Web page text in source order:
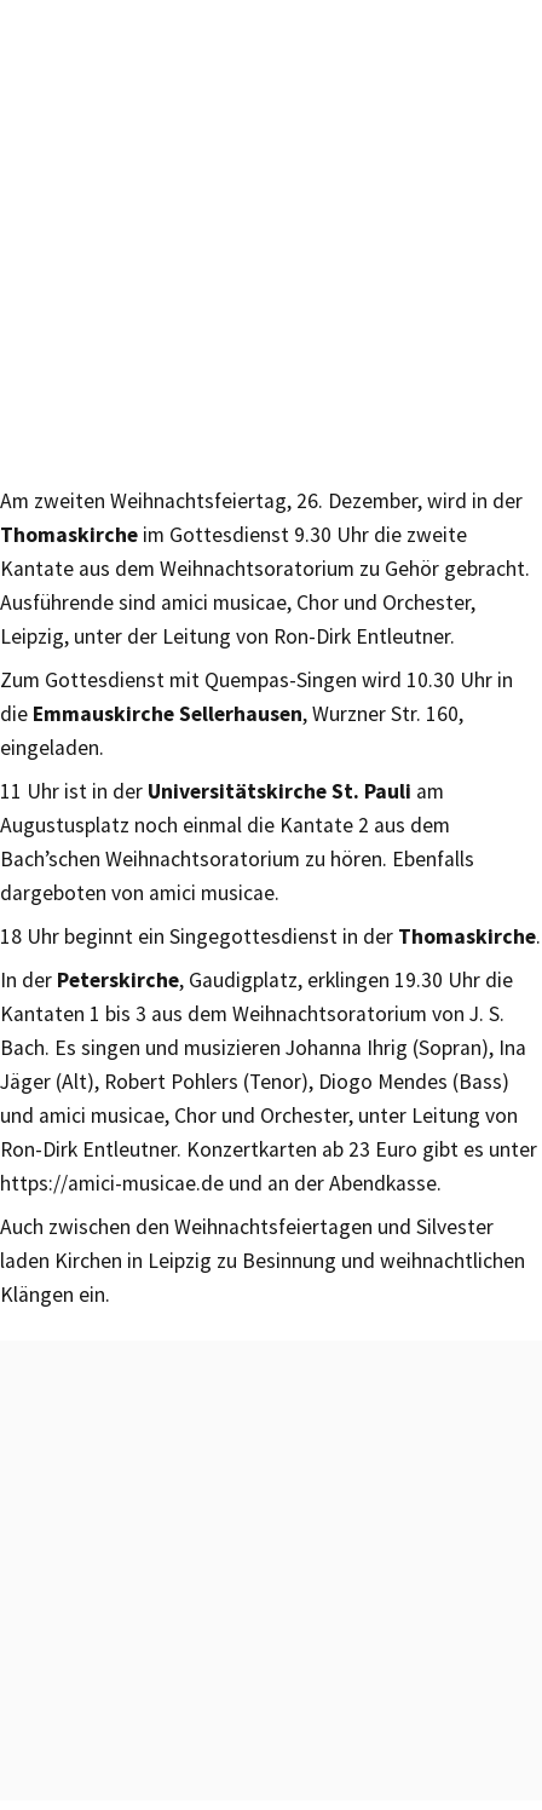
Am zweiten Weihnachtsfeiertag, 26. Dezember, wird in der
Thomaskirche im Gottesdienst 9.30 Uhr die zweite
Kantate aus dem Weihnachtsoratorium zu Gehör gebracht.
Ausführende sind amici musicae, Chor und Orchester,
Leipzig, unter der Leitung von Ron-Dirk Entleutner.
Zum Gottesdienst mit Quempas-Singen wird 10.30 Uhr in
die Emmauskirche Sellerhausen, Wurzner Str. 160,
eingeladen.
11 Uhr ist in der Universitätskirche St. Pauli am
Augustusplatz noch einmal die Kantate 2 aus dem
Bach’schen Weihnachtsoratorium zu hören. Ebenfalls
dargeboten von amici musicae.
18 Uhr beginnt ein Singegottesdienst in der Thomaskirche.
In der Peterskirche, Gaudigplatz, erklingen 19.30 Uhr die
Kantaten 1 bis 3 aus dem Weihnachtsoratorium von J. S.
Bach. Es singen und musizieren Johanna Ihrig (Sopran), Ina
Jäger (Alt), Robert Pohlers (Tenor), Diogo Mendes (Bass)
und amici musicae, Chor und Orchester, unter Leitung von
Ron-Dirk Entleutner. Konzertkarten ab 23 Euro gibt es unter
https://amici-musicae.de und an der Abendkasse.
Auch zwischen den Weihnachtsfeiertagen und Silvester
laden Kirchen in Leipzig zu Besinnung und weihnachtlichen
Klängen ein.